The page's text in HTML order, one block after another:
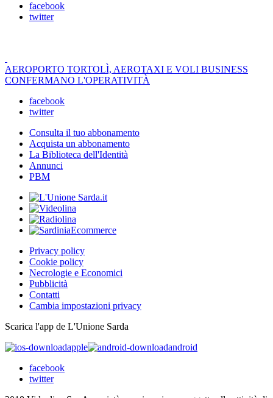
facebook
twitter
AEROPORTO TORTOLÌ, AEROTAXI E VOLI BUSINESS
CONFERMANO L'OPERATIVITÀ
facebook
twitter
Consulta il tuo abbonamento
Acquista un abbonamento
La Biblioteca dell'Identità
Annunci
PBM
Privacy policy
Cookie policy
Necrologie e Economici
Pubblicità
Contatti
Cambia impostazioni privacy
Scarica l'app de L'Unione Sarda
apple
android
facebook
twitter